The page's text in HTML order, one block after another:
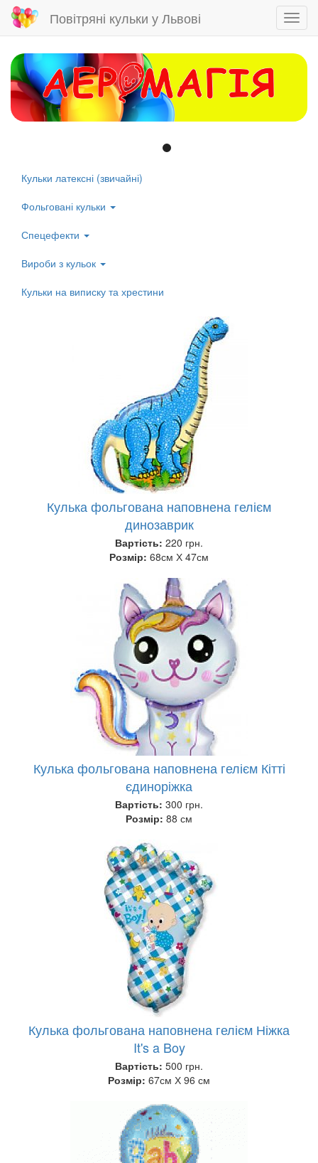
Skip
main
content
Повітряні кульки у Львові
Left
menu
Кульки латексні (звичайні)
Фольговані кульки
Спецефекти
Вироби з кульок
Кульки на виписку та хрестини
Кулька фольгована наповнена гелієм
динозаврик
Вартість: 220 грн.
Розмір: 68см Х 47см
Кулька фольгована наповнена гелієм Кітті
єдиноріжка
Вартість: 300 грн.
Розмір: 88 см
Кулька фольгована наповнена гелієм Ніжка
It's a Boy
Вартість: 500 грн.
Розмір: 67см Х 96 см